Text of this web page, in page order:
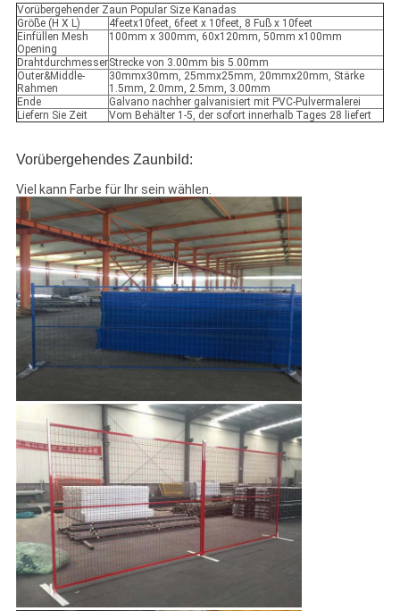
Vorübergehender Zaun Popular Size Kanadas
Größe (H X L)
4feetx10feet, 6feet x 10feet, 8 Fuß x 10feet
Einfüllen Mesh
Opening
100mm x 300mm, 60x120mm, 50mm x100mm
DrahtdurchmesserStrecke von 3.00mm bis 5.00mm
Outer&Middle-
Rahmen
30mmx30mm, 25mmx25mm, 20mmx20mm, Stärke
1.5mm, 2.0mm, 2.5mm, 3.00mm
Ende
Galvano nachher galvanisiert mit PVC-Pulvermalerei
Liefern Sie Zeit
Vom Behälter 1-5, der sofort innerhalb Tages 28 liefert
Vorübergehendes Zaunbild:
Viel kann Farbe für Ihr sein wählen.